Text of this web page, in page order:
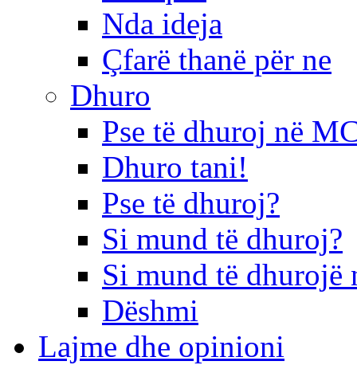
Nda ideja
Çfarë thanë për ne
Dhuro
Pse të dhuroj në
Dhuro tani!
Pse të dhuroj?
Si mund të dhuroj?
Si mund të dhurojë
Dëshmi
Lajme dhe opinioni